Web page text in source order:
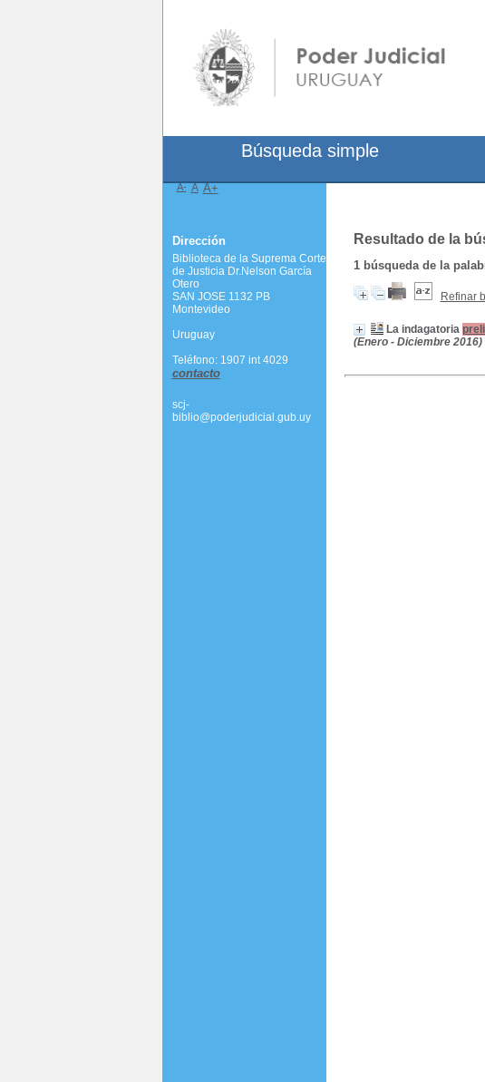
Resultado de la
1búsqueda de la
Refinar
La indagatoria
(Enero - Diciembre 2016)
Búsqueda simple
A- A A+
Dirección
Biblioteca de la Suprema Corte
de Justicia Dr.Nelson García
Otero
SAN JOSE 1132 PB
Montevideo
Uruguay
Teléfono: 1907 int 4029
contacto
scj-
biblio@poderjudicial.gub.uy